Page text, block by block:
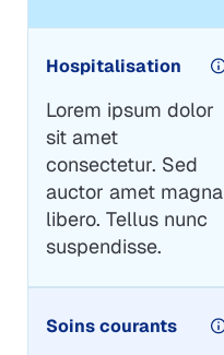
Hospitalisation
Lorem ipsum dolor
sit amet
consectetur. Sed
auctor amet magna
libero. Tellus nunc
suspendisse.
Soins courants